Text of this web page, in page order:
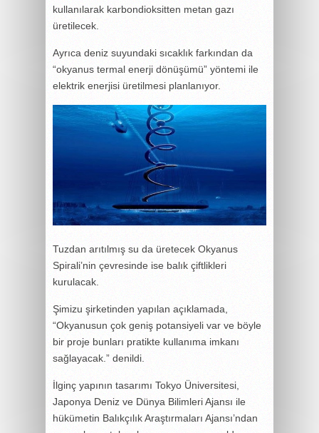
kullanılarak karbondioksitten metan gazı
üretilecek.
Ayrıca deniz suyundaki sıcaklık farkından da
“okyanus termal enerji dönüşümü” yöntemi ile
elektrik enerjisi üretilmesi planlanıyor.
Tuzdan arıtılmış su da üretecek Okyanus
Spirali’nin çevresinde ise balık çiftlikleri
kurulacak.
Şimizu şirketinden yapılan açıklamada,
“Okyanusun çok geniş potansiyeli var ve böyle
bir proje bunları pratikte kullanıma imkanı
sağlayacak.” denildi.
İlginç yapının tasarımı Tokyo Üniversitesi,
Japonya Deniz ve Dünya Bilimleri Ajansı ile
hükümetin Balıkçılık Araştırmaları Ajansı’ndan